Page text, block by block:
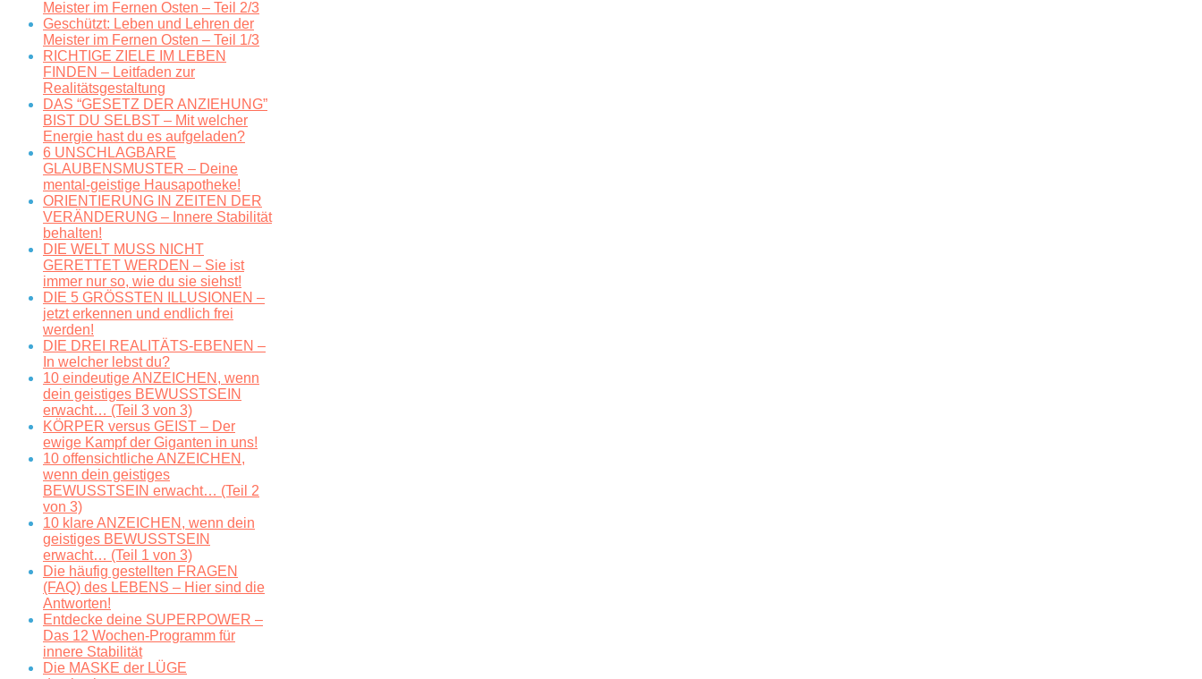
Meister im Fernen Osten – Teil 2/3
Geschützt: Leben und Lehren der
Meister im Fernen Osten – Teil 1/3
RICHTIGE ZIELE IM LEBEN
FINDEN – Leitfaden zur
Realitätsgestaltung
DAS “GESETZ DER ANZIEHUNG”
BIST DU SELBST – Mit welcher
Energie hast du es aufgeladen?
6 UNSCHLAGBARE
GLAUBENSMUSTER – Deine
mental-geistige Hausapotheke!
ORIENTIERUNG IN ZEITEN DER
VERÄNDERUNG – Innere Stabilität
behalten!
DIE WELT MUSS NICHT
GERETTET WERDEN – Sie ist
immer nur so, wie du sie siehst!
DIE 5 GRÖSSTEN ILLUSIONEN –
jetzt erkennen und endlich frei
werden!
DIE DREI REALITÄTS-EBENEN –
In welcher lebst du?
10 eindeutige ANZEICHEN, wenn
dein geistiges BEWUSSTSEIN
erwacht… (Teil 3 von 3)
KÖRPER versus GEIST – Der
ewige Kampf der Giganten in uns!
10 offensichtliche ANZEICHEN,
wenn dein geistiges
BEWUSSTSEIN erwacht… (Teil 2
von 3)
10 klare ANZEICHEN, wenn dein
geistiges BEWUSSTSEIN
erwacht… (Teil 1 von 3)
Die häufig gestellten FRAGEN
(FAQ) des LEBENS – Hier sind die
Antworten!
Entdecke deine SUPERPOWER –
Das 12 Wochen-Programm für
innere Stabilität
Die MASKE der LÜGE